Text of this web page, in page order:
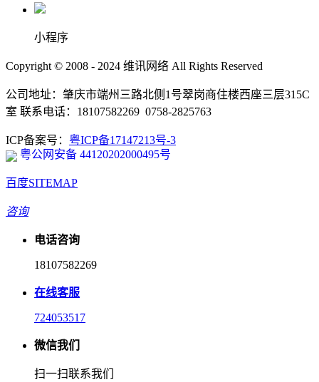
小程序
Copyright © 2008 - 2024 维讯网络 All Rights Reserved
公司地址：肇庆市端州三路北侧1号翠岗商住楼西座三层315C
室 联系电话：18107582269 0758-2825763
ICP备案号： 粤ICP备17147213号-3
粤公网安备 44120202000495号
百度SITEMAP
咨询
电话咨询
18107582269
在线客服
724053517
微信我们
扫一扫联系我们